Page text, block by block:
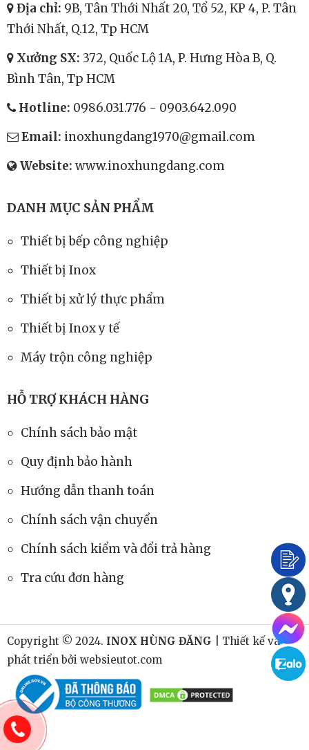
Địa chỉ: 9B, Tân Thới Nhất 20, Tổ 52, KP 4, P. Tân
Thới Nhất, Q.12, Tp HCM
Xưởng SX: 372, Quốc Lộ 1A, P. Hưng Hòa B, Q.
Bình Tân, Tp HCM
Hotline: 0986.031.776 - 0903.642.090
Email: inoxhungdang1970@gmail.com
Website: www.inoxhungdang.com
DANH MỤC SẢN PHẨM
Thiết bị bếp công nghiệp
Thiết bị Inox
Thiết bị xử lý thực phẩm
Thiết bị Inox y tế
Máy trộn công nghiệp
HỖ TRỢ KHÁCH HÀNG
Chính sách bảo mật
Quy định bảo hành
Hướng dẫn thanh toán
Chính sách vận chuyển
Chính sách kiểm và đổi trả hàng
Tra cứu đơn hàng
Copyright © 2024. INOX HÙNG ĐĂNG | Thiết kế và
phát triển bởi websieutot.com